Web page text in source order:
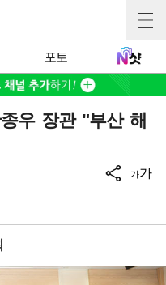
포토
우 장관 "부산 해
가가